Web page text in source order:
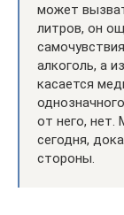
может
литров, он
алкоголь, а
касается
от него, нет.
сегодня,
стороны.